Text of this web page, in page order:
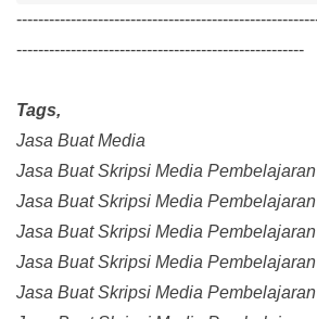
-----------------------------------------------------
Tags,
Jasa Buat Media
Jasa Buat Skripsi Media
Jasa Buat Skripsi Media
Jasa Buat Skripsi Media
Jasa Buat Skripsi Media
Jasa Buat Skripsi Media